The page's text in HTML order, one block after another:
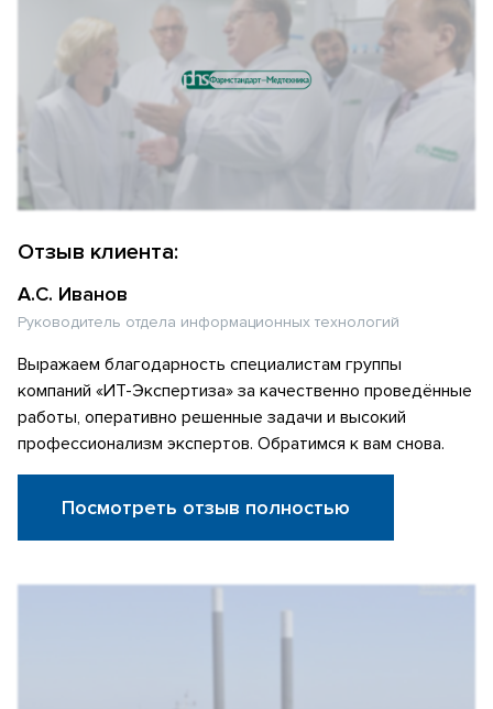
Отзыв клиента:
А.С. Иванов
Руководитель отдела информационных технологий
Выражаем благодарность специалистам группы
компаний «ИТ-Экспертиза» за качественно проведённые
работы, оперативно решенные задачи и высокий
профессионализм экспертов. Обратимся к вам снова.
Посмотреть отзыв полностью